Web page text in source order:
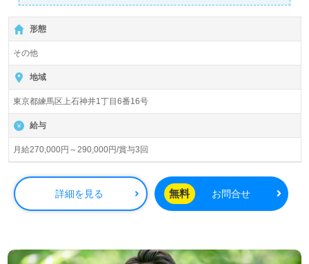
（ケアマネージャー）/正社員募集◎【月給270,000円～
290,000円】＊介護支援専門員、主任介護支援専門員、社
会福祉士有資格者向け求人＊『上石神井駅』徒歩3分。
『上石神井地域包括支援センター』社会福祉法人練馬豊成
会（本部：東京都練馬区）様の運営です。東京都を中心に
特別養護老人ホーム、ショートステイ、学童保育/学童クラ
ブ、敬老館、地域包括支援センター事業を展開されていま
す。『TOKYO働きやすい福祉の職場宣言事業所』認定法人
◎医療と介護の相談窓口！あなたの資格とご経験が地域福
祉のかけ橋に！◎
居宅や施設等でのケアマネージャー経験のある方をお迎え
します。地域包括支援センターでの勤務経験は問いませ
イント！『地域のご利用者様、ご家族様のお役に立ちた
形態
その他
地域
東京都練馬区上石神井1丁目6番16号
給与
月給270,000円～290,000円/賞与3回
詳細を見る 無料 お問合せ